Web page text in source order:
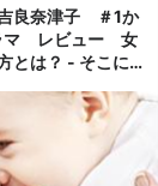
良奈津子 ＃1か
マ レビュー 女
とは？ - そこにい